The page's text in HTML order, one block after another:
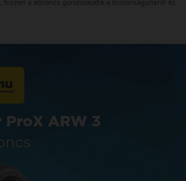
, hiszen a abroncs gondoskodik a biztonságunkról és